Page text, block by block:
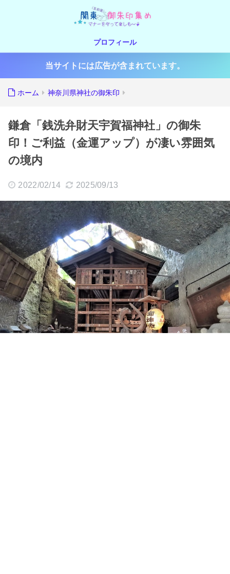
プロフィール
当サイトには広告が含まれています。
ホーム 神奈川県神社の御朱印
鎌倉「銭洗弁財天宇賀福神社」の御朱
印！ご利益（金運アップ）が凄い雰囲気
の境内
2022/02/14 2025/09/13